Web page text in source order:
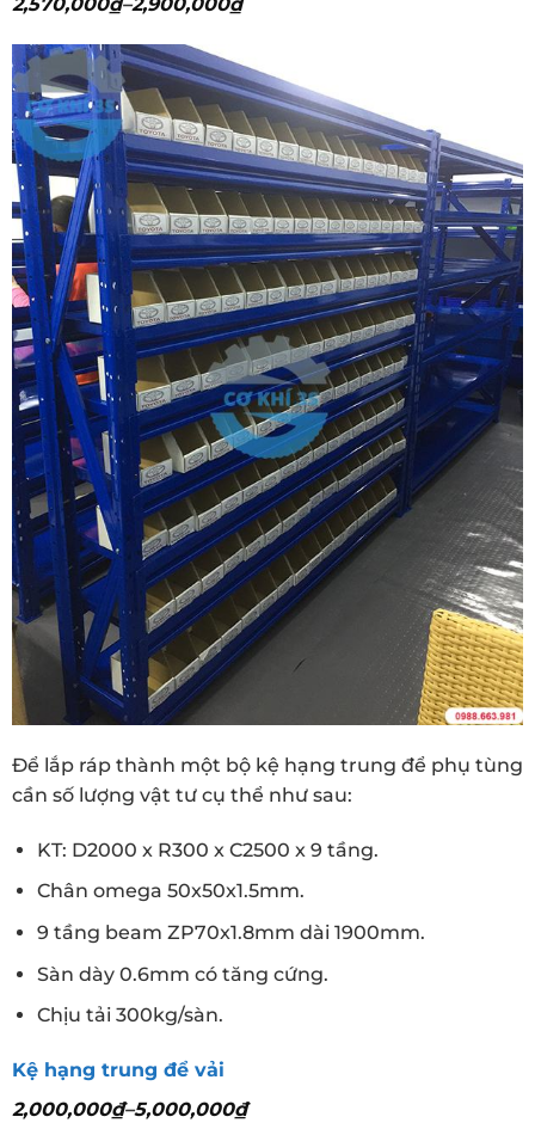
Để lắp ráp thành một bộ kệ hạng trung để phụ tùng
cần số lượng vật tư cụ thể như sau:
KT: D2000 x R300 x C2500 x 9 tầng.
Chân omega 50x50x1.5mm.
9 tầng beam ZP70x1.8mm dài 1900mm.
Sàn dày 0.6mm có tăng cứng.
Chịu tải 300kg/sàn.
Kệ hạng trung để vải
2,000,000₫–5,000,000₫